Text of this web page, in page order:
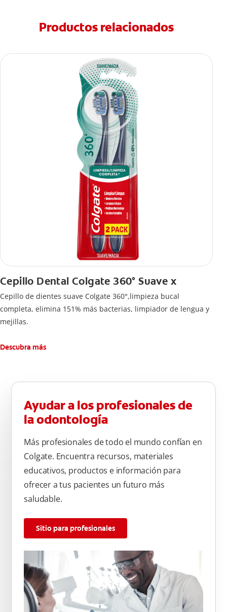
Productos relacionados
Cepillo Dental Colgate 360° Suave x
Cepillo de dientes suave Colgate 360°,limpieza bucal
completa, elimina 151% más bacterias, limpiador de lengua y
mejillas.
Descubra más
Ayudar a los profesionales de
la odontología
Más profesionales de todo el mundo confían en
Colgate. Encuentra recursos, materiales
educativos, productos e información para
ofrecer a tus pacientes un futuro más
saludable.
Sitio para profesionales